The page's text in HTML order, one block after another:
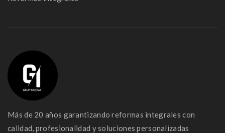
Más de 20 años garantizando reformas integrales con
calidad, profesionalidad y soluciones personalizadas